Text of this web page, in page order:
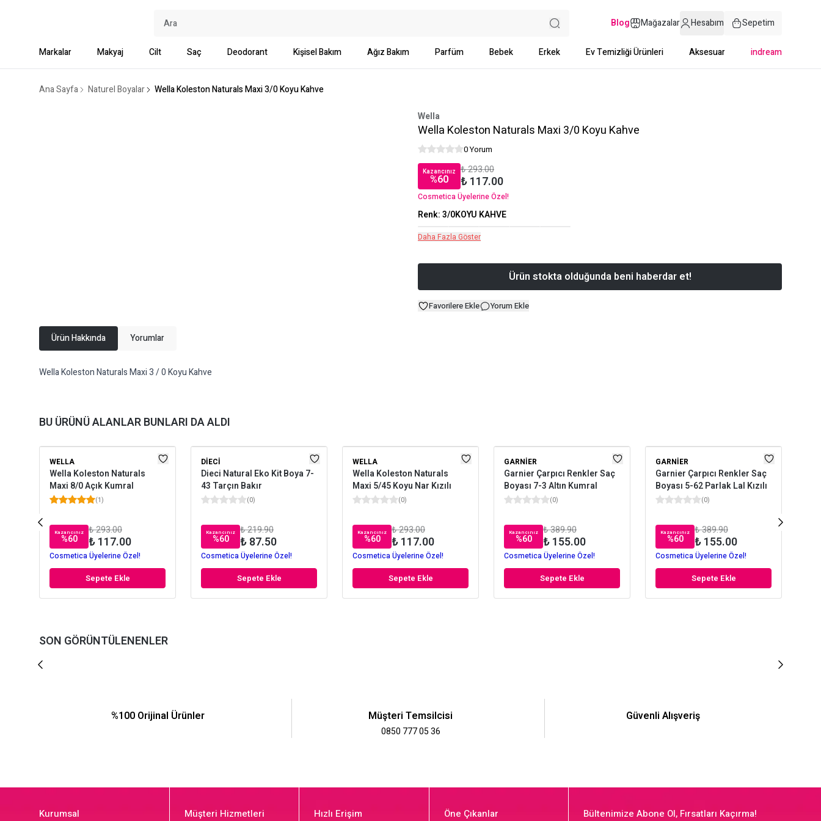
Blog Mağazalar Hesabım Sepetim
Markalar Makyaj Cilt Saç Deodorant Kişisel Bakım Ağız Bakım Parfüm Bebek Erkek Ev Temizliği Ürünleri Aksesuar indream
Ana Sayfa Naturel Boyalar Wella Koleston Naturals Maxi 3/0 Koyu Kahve
Wella
Wella Koleston Naturals Maxi 3/0 Koyu Kahve
0 Yorum
Kazancınız
%60
₺ 293.00
₺ 117.00
Cosmetica Üyelerine Özel!
Renk:3/0KOYU KAHVE
Daha Fazla Göster
Ürün stokta olduğunda beni haberdar et!
Favorilere Ekle Yorum Ekle
Ürün Hakkında Yorumlar
Wella Koleston Naturals Maxi 3 / 0 Koyu Kahve
BU ÜRÜNÜ ALANLAR BUNLARI DA ALDI
WELLA
Wella Koleston Naturals
Maxi 8/0 Açık Kumral
(1)
Kazancınız
%60
₺ 293.00
₺ 117.00
Cosmetica Üyelerine Özel!
Sepete Ekle
DIECI
Dieci Natural Eko Kit Boya 7-
43 Tarçın Bakır
(0)
Kazancınız
%60
₺ 219.90
₺ 87.50
Cosmetica Üyelerine Özel!
Sepete Ekle
WELLA
Wella Koleston Naturals
Maxi 5/45 Koyu Nar Kızılı
(0)
Kazancınız
%60
₺ 293.00
₺ 117.00
Cosmetica Üyelerine Özel!
Sepete Ekle
GARNIER
Garnier Çarpıcı Renkler Saç
Boyası 7-3 Altın Kumral
(0)
Kazancınız
%60
₺ 389.90
₺ 155.00
Cosmetica Üyelerine Özel!
Sepete Ekle
GARNIER
Garnier Çarpıcı Renkler Saç
Boyası 5-62 Parlak Lal Kızılı
(0)
Kazancınız
%60
₺ 389.90
₺ 155.00
Cosmetica Üyelerine Özel!
Sepete Ekle
SON GÖRÜNTÜLENENLER
%100 Orijinal Ürünler Müşteri Temsilcisi
0850 777 05 36
Güvenli Alışveriş
Kurumsal Müşteri Hizmetleri Hızlı Erişim Öne Çıkanlar Bültenimize Abone Ol, Fırsatları Kaçırma!